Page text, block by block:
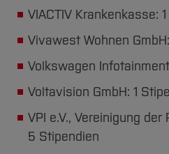
VIACTIV Krankenkasse:
Vivawest Wohnen
Volkswagen
Voltavision GmbH: 1
VPI e.V., Vereinigung
5 Stipendien